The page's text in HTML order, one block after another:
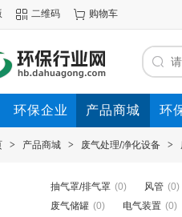
二维码 购物车
环保企业 产品商城 环
> 产品商城 > 废气处理/净化设备 >
抽气罩/排气罩 (0) 风管 (0)
废气储罐 (0) 电气装置 (0)